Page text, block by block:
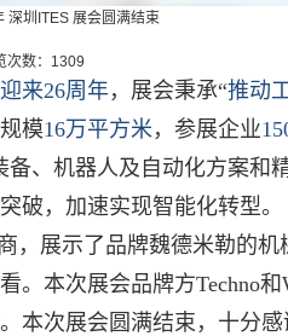
深圳ITES 展会圆满结束
次数：1309
来26周年，展会秉承“推动
模16万平方米，参展企业
备、机器人及自动化方案和
破，加速实现智能化转型。
，展示了品牌魏德米勒的
。本次展会品牌方Techno
本次展会圆满结束，十分